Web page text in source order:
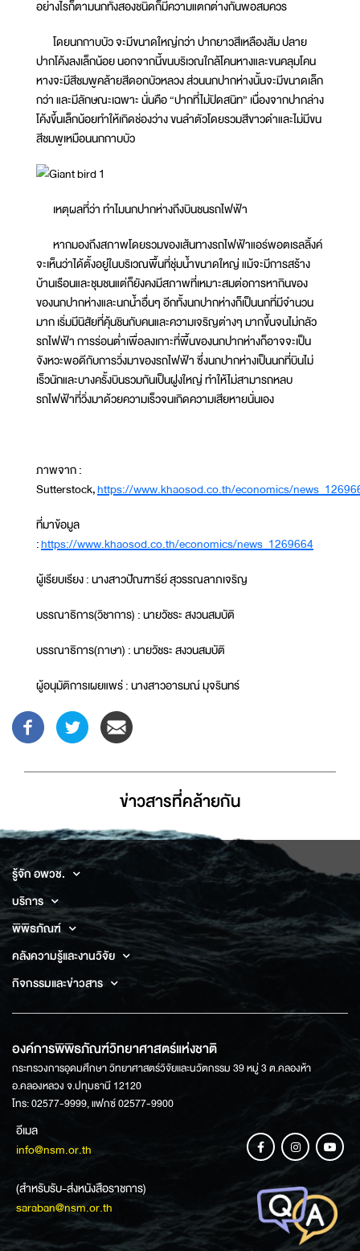
อย่างไรก็ตามนกทั้งสองชนิดก็มีความแตกต่างกันพอสมควร
โดยนกกาบบัว จะมีขนาดใหญ่กว่า ปากยาวสีเหลืองส้ม ปลาย
ปากโค้งลงเล็กน้อย นอกจากนี้ขนบริเวณใกล้โคนหางและขนคลุมโคน
หางจะมีสีชมพูคล้ายสีดอกบัวหลวง ส่วนนกปากห่างนั้นจะมีขนาดเล็ก
กว่า และมีลักษณะเฉพาะ นั่นคือ “ปากที่ไม่ปิดสนิท” เนื่องจากปากล่าง
โค้งขึ้นเล็กน้อยทำให้เกิดช่องว่าง ขนลำตัวโดยรวมสีขาวดำและไม่มีขน
สีชมพูเหมือนนกกาบบัว
เหตุผลที่ว่า ทำไมนกปากห่างถึงบินชนรถไฟฟ้า
หากมองถึงสภาพโดยรวมของเส้นทางรถไฟฟ้าแอร์พอตเรลลิ้งค์
จะเห็นว่าได้ตั้งอยู่ในบริเวณพื้นที่ชุ่มน้ำขนาดใหญ่ แม้จะมีการสร้าง
บ้านเรือนและชุมชนแต่ก็ยังคงมีสภาพที่เหมาะสมต่อการหากินของ
ของนกปากห่างและนกน้ำอื่นๆ อีกทั้งนกปากห่างก็เป็นนกที่มีจำนวน
มาก เริ่มมีนิสัยที่คุ้นชินกับคนและความเจริญต่างๆ มากขึ้นจนไม่กลัว
รถไฟฟ้า การร่อนต่ำเพื่อลงเกาะที่พื้นของนกปากห่างก็อาจจะเป็น
จังหวะพอดีกับการวิ่งมาของรถไฟฟ้า ซึ่งนกปากห่างเป็นนกที่บินไม่
เร็วนักและบางครั้งบินรวมกันเป็นฝูงใหญ่ ทำให้ไม่สามารถหลบ
รถไฟฟ้าที่วิ่งมาด้วยความเร็วจนเกิดความเสียหายนั่นเอง
ภาพจาก :
Sutterstock,https://www.khaosod.co.th/economics/
ที่มาข้อมูล
:https://www.khaosod.co.th/economics/news_1269664
ผู้เรียบเรียง : นางสาวปัณฑารีย์ สุวรรณลาภเจริญ
บรรณาธิการ(วิชาการ) : นายวัชระ สงวนสมบัติ
บรรณาธิการ(ภาษา) : นายวัชระ สงวนสมบัติ
ผู้อนุมัติการเผยแพร่ : นางสาวอารมณ์ มุจรินทร์
ข่าวสารที่่คล้ายกัน
รู้จัก อพวช.
บริการ
พิพิธภัณฑ์
คลังความรู้และงานวิจัย
กิจกรรมและข่าวสาร
องค์การพิพิธภัณฑ์วิทยาศาสตร์แห่งชาติ
กระทรวงการอุดมศึกษา วิทยาศาสตร์วิจัยและนวัตกรรม 39 หมู่ 3 ต.คลองห้า
อ.คลองหลวง จ.ปทุมธานี 12120
โทร: 02577-9999, แฟกซ์ 02577-9900
อีเมล
info@nsm.or.th
(สำหรับรับ-ส่งหนังสือราชการ)
saraban@nsm.or.th